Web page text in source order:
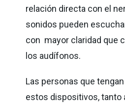
relación directa con el
sonidos pueden
con mayor claridad que
los audífonos.
Las personas que
estos dispositivos, tanto